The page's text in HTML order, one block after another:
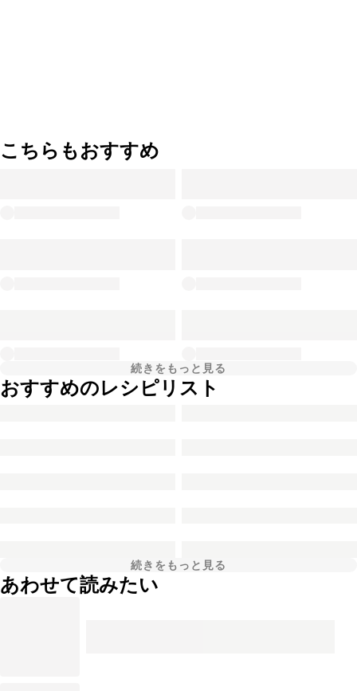
こちらもおすすめ
続きをもっと見る
おすすめのレシピリスト
続きをもっと見る
あわせて読みたい